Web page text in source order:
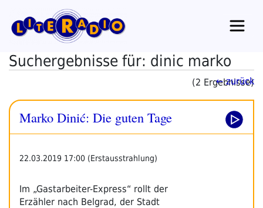
Inhalt
springen
Suchergebnisse für: dinic marko
(2 Ergebnisse)
← zurück
Marko Dinić: Die guten Tage
22.03.2019 17:00 (Erstausstrahlung)
Im „Gastarbeiter-Express“ rollt der
Erzähler nach Belgrad, der Stadt